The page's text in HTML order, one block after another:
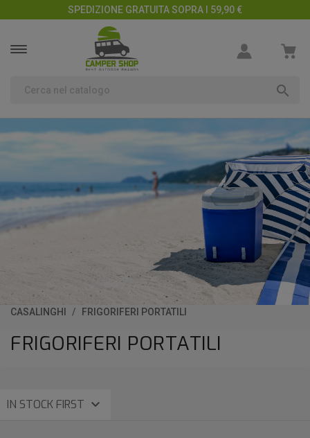
SPEDIZIONE GRATUITA SOPRA I 59,90 €

CASALINGHI FRIGORIFERI PORTATILI
FRIGORIFERI PORTATILI
IN STOCK FIRST 